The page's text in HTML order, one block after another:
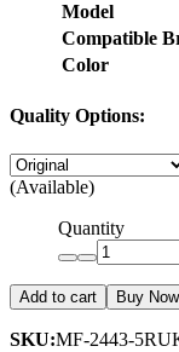
Model
Compatible
Color
Quality Options:
(Available)
Quantity
Add to cart Buy Now
SKU:MF-2443-